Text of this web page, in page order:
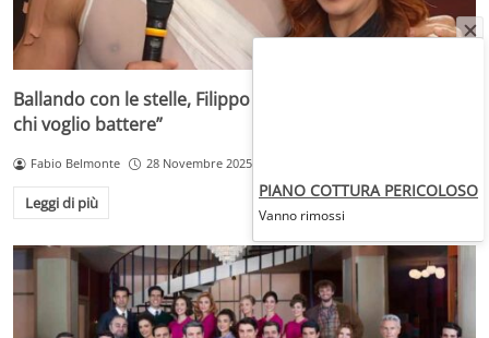
Ballando con le stelle, Filippo Magnini agguerrito: “Ecco
chi voglio battere”
Fabio Belmonte 28 Novembre 2025
Leggi di più
PIANO COTTURA PERICOLOSO
Vanno rimossi